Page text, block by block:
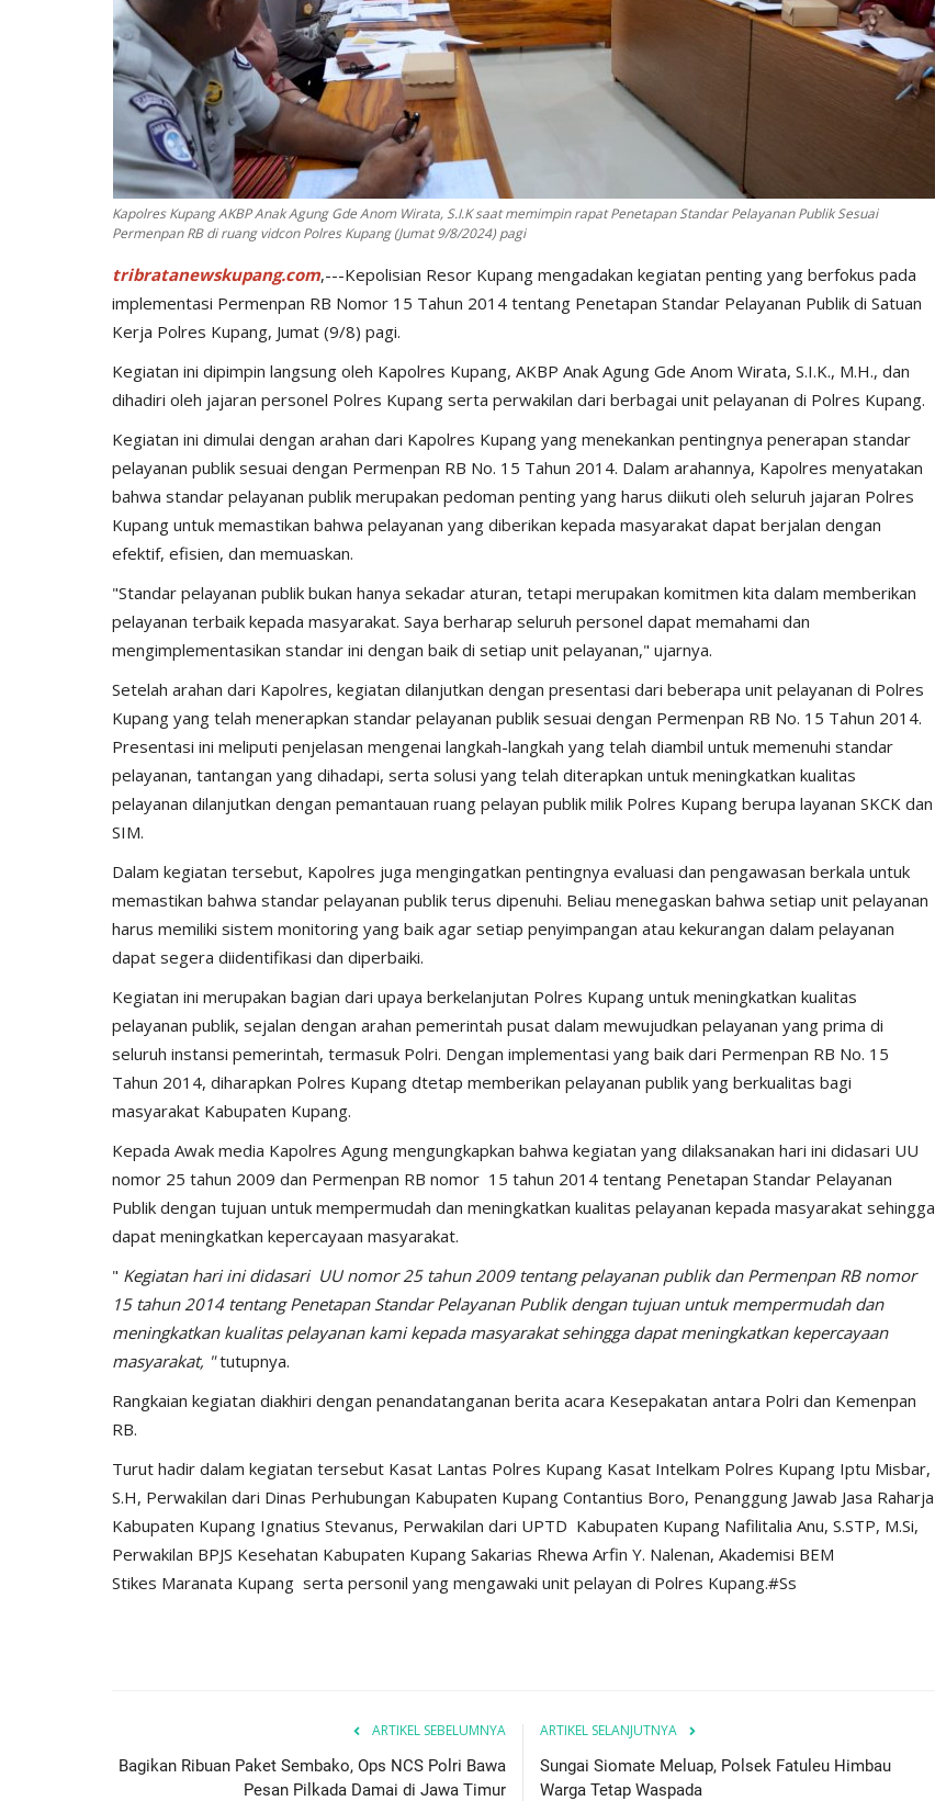
Kapolres Kupang AKBP Anak Agung Gde Anom Wirata, S.I.K saat memimpin rapat Penetapan Standar Pelayanan Publik Sesuai
Permenpan RB di ruang vidcon Polres Kupang (Jumat 9/8/2024) pagi
tribratanewskupang.com,---Kepolisian Resor Kupang mengadakan kegiatan penting yang berfokus pada
implementasi Permenpan RB Nomor 15 Tahun 2014 tentang Penetapan Standar Pelayanan Publik di Satuan
Kerja Polres Kupang, Jumat (9/8) pagi.
Kegiatan ini dipimpin langsung oleh Kapolres Kupang, AKBP Anak Agung Gde Anom Wirata, S.I.K., M.H., dan
dihadiri oleh jajaran personel Polres Kupang serta perwakilan dari berbagai unit pelayanan di Polres Kupang.
Kegiatan ini dimulai dengan arahan dari Kapolres Kupang yang menekankan pentingnya penerapan standar
pelayanan publik sesuai dengan Permenpan RB No. 15 Tahun 2014. Dalam arahannya, Kapolres menyatakan
bahwa standar pelayanan publik merupakan pedoman penting yang harus diikuti oleh seluruh jajaran Polres
Kupang untuk memastikan bahwa pelayanan yang diberikan kepada masyarakat dapat berjalan dengan
efektif, efisien, dan memuaskan.
"Standar pelayanan publik bukan hanya sekadar aturan, tetapi merupakan komitmen kita dalam memberikan
pelayanan terbaik kepada masyarakat. Saya berharap seluruh personel dapat memahami dan
mengimplementasikan standar ini dengan baik di setiap unit pelayanan," ujarnya.
Setelah arahan dari Kapolres, kegiatan dilanjutkan dengan presentasi dari beberapa unit pelayanan di Polres
Kupang yang telah menerapkan standar pelayanan publik sesuai dengan Permenpan RB No. 15 Tahun 2014.
Presentasi ini meliputi penjelasan mengenai langkah-langkah yang telah diambil untuk memenuhi standar
pelayanan, tantangan yang dihadapi, serta solusi yang telah diterapkan untuk meningkatkan kualitas
pelayanan dilanjutkan dengan pemantauan ruang pelayan publik milik Polres Kupang berupa layanan SKCK dan
SIM.
Dalam kegiatan tersebut, Kapolres juga mengingatkan pentingnya evaluasi dan pengawasan berkala untuk
memastikan bahwa standar pelayanan publik terus dipenuhi. Beliau menegaskan bahwa setiap unit pelayanan
harus memiliki sistem monitoring yang baik agar setiap penyimpangan atau kekurangan dalam pelayanan
dapat segera diidentifikasi dan diperbaiki.
Kegiatan ini merupakan bagian dari upaya berkelanjutan Polres Kupang untuk meningkatkan kualitas
pelayanan publik, sejalan dengan arahan pemerintah pusat dalam mewujudkan pelayanan yang prima di
seluruh instansi pemerintah, termasuk Polri. Dengan implementasi yang baik dari Permenpan RB No. 15
Tahun 2014, diharapkan Polres Kupang dtetap memberikan pelayanan publik yang berkualitas bagi
masyarakat Kabupaten Kupang.
Kepada Awak media Kapolres Agung mengungkapkan bahwa kegiatan yang dilaksanakan hari ini didasari UU
nomor 25 tahun 2009 dan Permenpan RB nomor 15 tahun 2014 tentang Penetapan Standar Pelayanan
Publik dengan tujuan untuk mempermudah dan meningkatkan kualitas pelayanan kepada masyarakat sehingga
dapat meningkatkan kepercayaan masyarakat.
" Kegiatan hari ini didasari UU nomor 25 tahun 2009 tentang pelayanan publik dan Permenpan RB nomor
15 tahun 2014 tentang Penetapan Standar Pelayanan Publik dengan tujuan untuk mempermudah dan
meningkatkan kualitas pelayanan kami kepada masyarakat sehingga dapat meningkatkan kepercayaan
masyarakat, "tutupnya.
Rangkaian kegiatan diakhiri dengan penandatanganan berita acara Kesepakatan antara Polri dan Kemenpan
RB.
Turut hadir dalam kegiatan tersebut Kasat Lantas Polres Kupang Kasat Intelkam Polres Kupang Iptu Misbar,
S.H, Perwakilan dari Dinas Perhubungan Kabupaten Kupang Contantius Boro, Penanggung Jawab Jasa Raharja
Kabupaten Kupang Ignatius Stevanus, Perwakilan dari UPTD Kabupaten Kupang Nafilitalia Anu, S.STP, M.Si,
Perwakilan BPJS Kesehatan Kabupaten Kupang Sakarias Rhewa Arfin Y. Nalenan, Akademisi BEM
Stikes Maranata Kupang serta personil yang mengawaki unit pelayan di Polres Kupang.#Ss
ARTIKEL SEBELUMNYA
Bagikan Ribuan Paket Sembako, Ops NCS Polri Bawa
Pesan Pilkada Damai di Jawa Timur
ARTIKEL SELANJUTNYA
Sungai Siomate Meluap, Polsek Fatuleu Himbau
Warga Tetap Waspada
21 Komodo
BERANDA
Kapolres kupang AKBP ALDINAN,